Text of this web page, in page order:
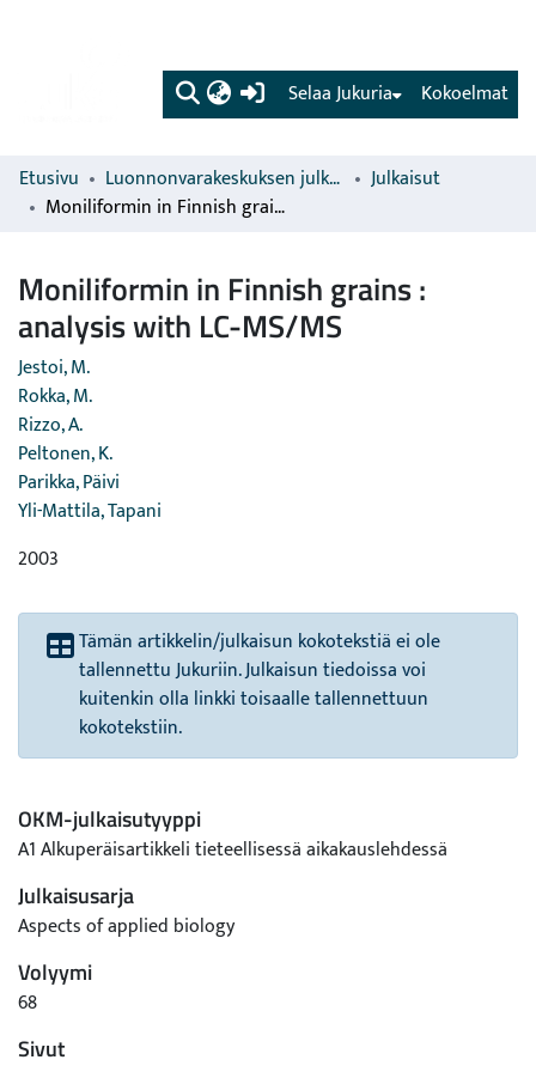
(current) Kokoelmat
Selaa Jukuria
Etusivu Luonnonvarakeskuksen julkaisut
Julkaisut
Moniliformin in Finnish grains : analysis with LC-MS/MS
Moniliformin in Finnish grains :
analysis with LC-MS/MS
Jestoi, M.
Rokka, M.
Rizzo, A.
Peltonen, K.
Parikka, Päivi
Yli-Mattila, Tapani
2003
Tämän artikkelin/julkaisun kokotekstiä ei ole
tallennettu Jukuriin. Julkaisun tiedoissa voi
kuitenkin olla linkki toisaalle tallennettuun
kokotekstiin.
OKM-julkaisutyyppi
A1 Alkuperäisartikkeli tieteellisessä aikakauslehdessä
Julkaisusarja
Aspects of applied biology
Volyymi
68
Sivut